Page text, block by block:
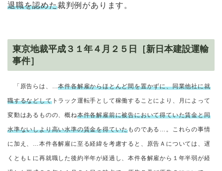
退職を認めた裁判例があります。
東京地裁平成３１年４月２５日［新日本建設運輸
事件］
「原告らは、…本件各解雇からほとんど間を置かずに、同業他社に就
職するなどしてトラック運転手として稼働することにより、月によって
変動はあるものの、概ね本件各解雇前に被告において得ていた賃金と同
水準ないしより高い水準の賃金を得ていたものである…。これらの事情
に加え、…本件各解雇に至る経緯を考慮すると、原告Ａについては、遅
くともＬに再就職した後約半年が経過し、本件各解雇から１年半弱が経